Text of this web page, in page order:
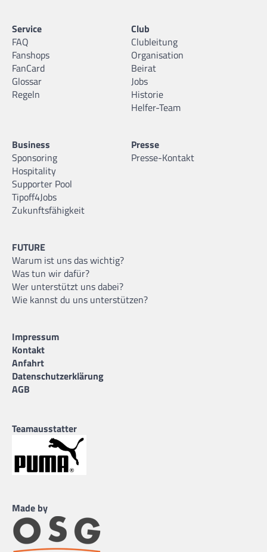
Service
FAQ
Fanshops
FanCard
Glossar
Regeln
Club
Clubleitung
Organisation
Beirat
Jobs
Historie
Helfer-Team
Business
Sponsoring
Hospitality
Supporter Pool
Tipoff4Jobs
Zukunftsfähigkeit
Presse
Presse-Kontakt
FUTURE
Warum ist uns das wichtig?
Was tun wir dafür?
Wer unterstützt uns dabei?
Wie kannst du uns unterstützen?
Impressum
Kontakt
Anfahrt
Datenschutzerklärung
AGB
Teamausstatter
Made by